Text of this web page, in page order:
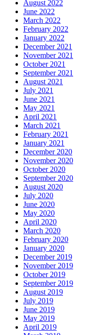
August 2022
June 2022
March 2022
February 2022
January 2022
December 2021
November 2021
October 2021
September 2021
August 2021
July 2021
June 2021
May 2021
April 2021
March 2021
February 2021
January 2021
December 2020
November 2020
October 2020
September 2020
August 2020
July 2020
June 2020
May 2020
April 2020
March 2020
February 2020
January 2020
December 2019
November 2019
October 2019
September 2019
August 2019
July 2019
June 2019
May 2019
April 2019